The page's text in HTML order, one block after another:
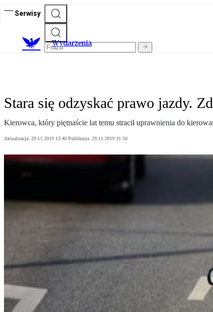
Serwisy
Wydarzenia
Stara się odzyskać prawo jazdy.
Kierowca, który piętnaście lat temu stracił uprawnienia do
Aktualizacja: 29.11.2019 13:40 Publikacja: 29.11.2019 11:50